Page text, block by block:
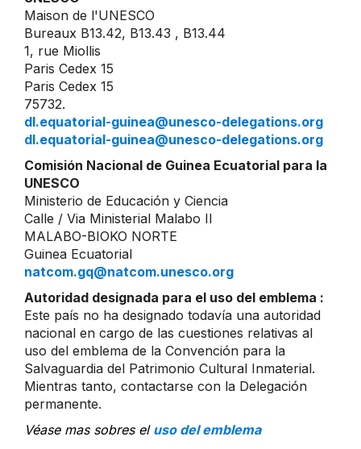
Maison de l'UNESCO
Bureaux B13.42, B13.43 , B13.44
1, rue Miollis
Paris Cedex 15
Paris Cedex 15
75732.
dl.equatorial-guinea@unesco-delegations.org
dl.equatorial-guinea@unesco-delegations.org
Comisión Nacional de Guinea Ecuatorial para la
UNESCO
Ministerio de Educación y Ciencia
Calle / Via Ministerial Malabo II
MALABO-BIOKO NORTE
Guinea Ecuatorial
natcom.gq@natcom.unesco.org
Autoridad designada para el uso del emblema :
Este país no ha designado todavía una autoridad
nacional en cargo de las cuestiones relativas al
uso del emblema de la Convención para la
Salvaguardia del Patrimonio Cultural Inmaterial.
Mientras tanto, contactarse con la Delegación
permanente.
Véase mas sobres el uso del emblema